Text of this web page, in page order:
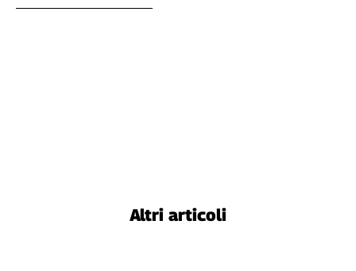
Altri articoli